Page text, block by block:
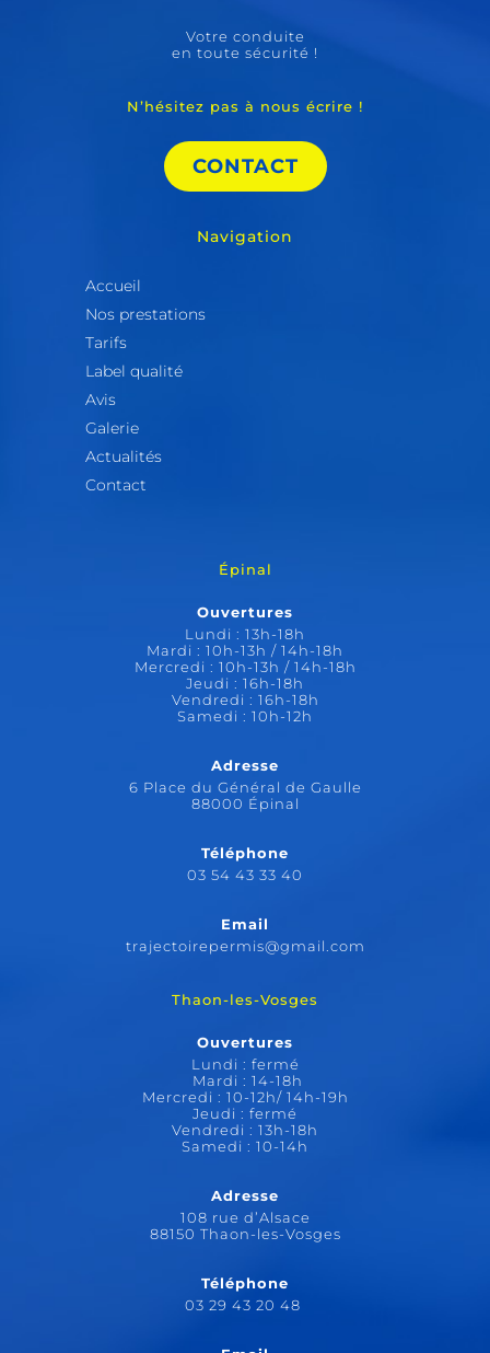
Votre conduite
en toute sécurité !
N’hésitez pas à nous écrire !
CONTACT
Navigation
Accueil
Nos prestations
Tarifs
Label qualité
Avis
Galerie
Actualités
Contact
Épinal
Ouvertures
Lundi : 13h-18h
Mardi : 10h-13h / 14h-18h
Mercredi : 10h-13h / 14h-18h
Jeudi : 16h-18h
Vendredi : 16h-18h
Samedi : 10h-12h
Adresse
6 Place du Général de Gaulle
88000 Épinal
Téléphone
03 54 43 33 40
Email
trajectoirepermis@gmail.com
Thaon-les-Vosges
Ouvertures
Lundi : fermé
Mardi : 14-18h
Mercredi : 10-12h/ 14h-19h
Jeudi : fermé
Vendredi : 13h-18h
Samedi : 10-14h
Adresse
108 rue d’Alsace
88150 Thaon-les-Vosges
Téléphone
03 29 43 20 48